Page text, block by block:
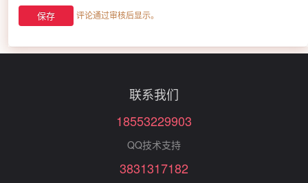
评论通过审核后显示。
联系我们
18553229903
QQ技术支持
3831317182